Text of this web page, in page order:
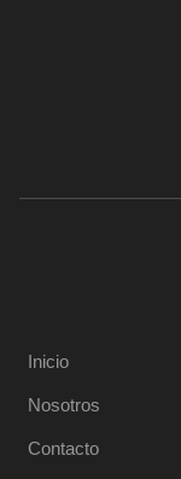
Inicio
Nosotros
Contacto